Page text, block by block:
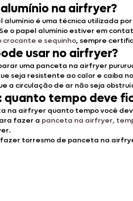
na airfryer?
é uma técnica utilizada
o papel alumínio estiver em
crocante e sequinho, sempre
usar no airfryer?
uma panceta na airfryer
seja resistente ao calor e caiba
a circulação de ar não seja
tempo deve
na airfryer quanto tempo você
fazer a panceta na airfryer,
torresmo de panceta na